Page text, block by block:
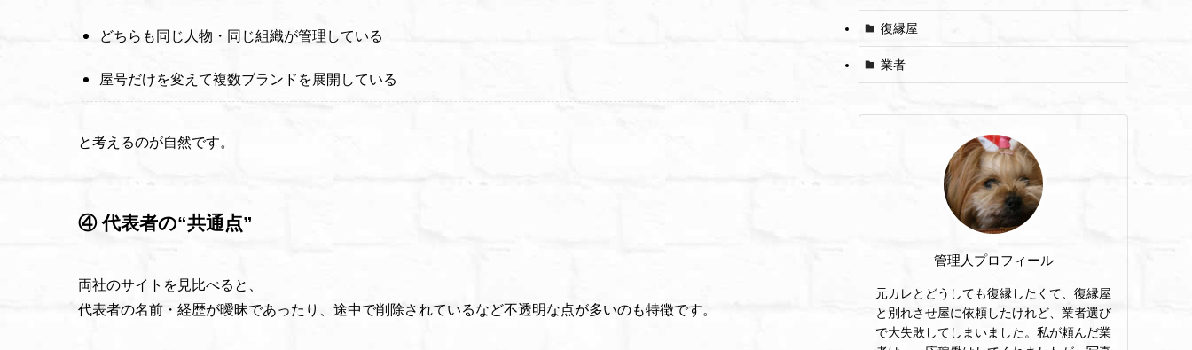
どちらも同じ人物・同じ組織が管理している
屋号だけを変えて複数ブランドを展開している
と考えるのが自然です。
④ 代表者の“共通点”
両社のサイトを見比べると、
代表者の名前・経歴が曖昧であったり、途中で削除されているなど不透明な点が多いのも特徴です。
復縁屋
業者
管理人プロフィール
元カレとどうしても復縁したくて、復縁屋
と別れさせ屋に依頼したけれど、業者選び
で大失敗してしまいました。私が頼んだ業